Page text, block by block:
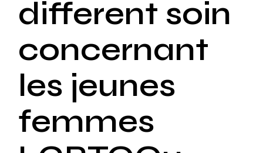
different soin
concernant
les jeunes
femmes